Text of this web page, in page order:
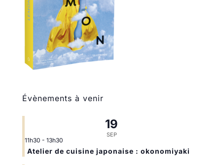
Évènements à venir
19
SEP
11h30 - 13h30
Atelier de cuisine japonaise : okonomiyaki